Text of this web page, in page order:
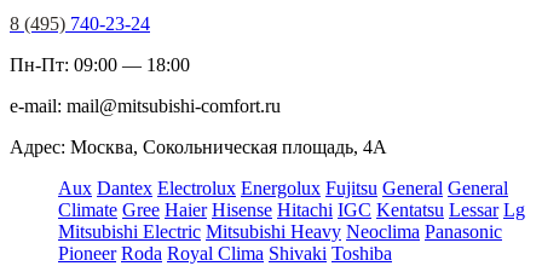
8 (495) 740-23-24
Пн-Пт: 09:00 — 18:00
e-mail: mail@mitsubishi-comfort.ru
Адрес: Москва, Сокольническая площадь, 4А
Aux Dantex Electrolux Energolux Fujitsu General General
Climate Gree Haier Hisense Hitachi IGC Kentatsu Lessar Lg
Mitsubishi Electric Mitsubishi Heavy Neoclima Panasonic
Pioneer Roda Royal Clima Shivaki Toshiba